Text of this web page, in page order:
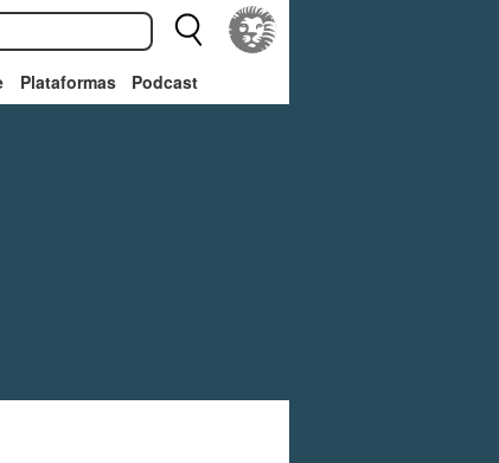
Plataformas Podcast